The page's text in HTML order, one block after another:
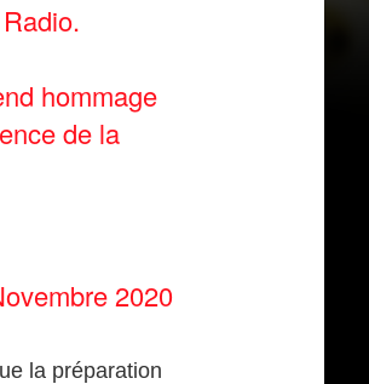
hommage
de la
2020
la préparation